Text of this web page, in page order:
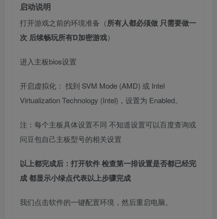
启动说明
打开游戏之前的环境准备（所有人都必须做 只需要做一
次 后续畅玩所有D加密游戏）
进入主板bios设置
开启虚拟化： 找到 SVM Mode (AMD) 或 Intel
Virtualization Technology (Intel)，设置为 Enabled。
注：每个主板具体设置不同 不知道设置可以百度查询或
问豆包自己主板型号的相关设置
以上都完成后：打开软件 检查第一排设置是否都已经完
成 都显示小绿点代表以上步骤完成
我们点击软件的一键配置环境，然后重启电脑。